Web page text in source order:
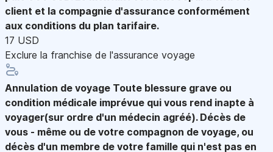
client et la compagnie d'assurance conformément
aux conditions du plan tarifaire.
17 USD
Exclure la franchise de l'assurance voyage
Annulation de voyage Toute blessure grave ou
condition médicale imprévue qui vous rend inapte à
voyager(sur ordre d'un médecin agréé). Décès de
vous - même ou de votre compagnon de voyage, ou
décès d'un membre de votre famille qui n'est pas en